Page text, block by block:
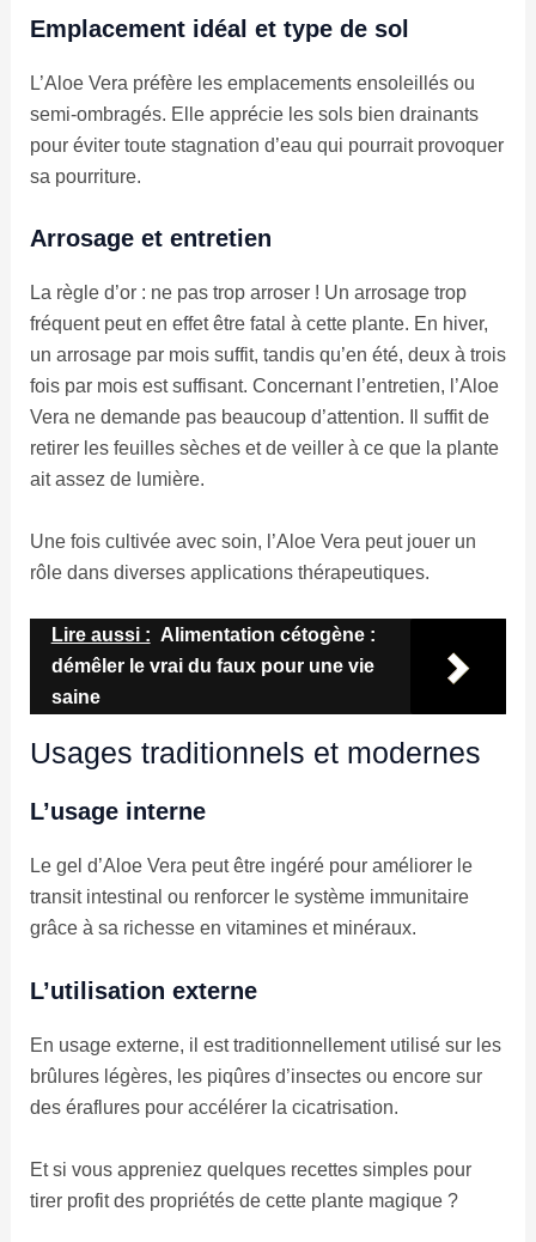
Emplacement idéal et type de sol
L’Aloe Vera préfère les emplacements ensoleillés ou
semi-ombragés. Elle apprécie les sols bien drainants
pour éviter toute stagnation d’eau qui pourrait provoquer
sa pourriture.
Arrosage et entretien
La règle d’or : ne pas trop arroser ! Un arrosage trop
fréquent peut en effet être fatal à cette plante. En hiver,
un arrosage par mois suffit, tandis qu’en été, deux à trois
fois par mois est suffisant. Concernant l’entretien, l’Aloe
Vera ne demande pas beaucoup d’attention. Il suffit de
retirer les feuilles sèches et de veiller à ce que la plante
ait assez de lumière.
Une fois cultivée avec soin, l’Aloe Vera peut jouer un
rôle dans diverses applications thérapeutiques.
Lire aussi : Alimentation cétogène :
démêler le vrai du faux pour une vie
saine
Usages traditionnels et modernes
L’usage interne
Le gel d’Aloe Vera peut être ingéré pour améliorer le
transit intestinal ou renforcer le système immunitaire
grâce à sa richesse en vitamines et minéraux.
L’utilisation externe
En usage externe, il est traditionnellement utilisé sur les
brûlures légères, les piqûres d’insectes ou encore sur
des éraflures pour accélérer la cicatrisation.
Et si vous appreniez quelques recettes simples pour
tirer profit des propriétés de cette plante magique ?